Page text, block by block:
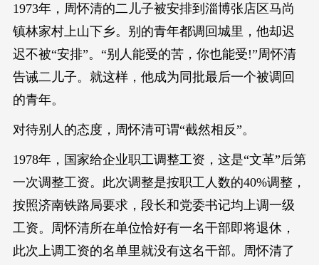
1973年，周怀清的二儿子被安排到淄博张店区马尚
镇林家村上山下乡。别的青年都调回城里，他却迟
迟不被“安排”。“别人能受的苦，你也能受!”周怀清
告诫二儿子。就这样，他成为同批最后一个被调回
的青年。
对待别人的态度，周怀清可谓“截然相反”。
1978年，国家给企业职工调整工资，这是“文革”后第
一次调整工资。此次调整是按职工人数的40%调整，
按照济南铁路局要求，段长和党委书记均上调一级
工资。周怀清所在单位恰好有一名干部即将退休，
此次上调工资的名单里就没有这名干部。周怀清了